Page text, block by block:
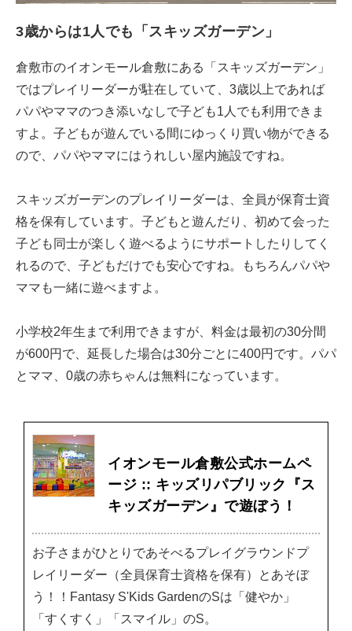
3歳からは1人でも「スキッズガーデン」
倉敷市のイオンモール倉敷にある「スキッズガーデン」
ではプレイリーダーが駐在していて、3歳以上であれば
パパやママのつき添いなしで子ども1人でも利用できま
すよ。子どもが遊んでいる間にゆっくり買い物ができる
ので、パパやママにはうれしい屋内施設ですね。
スキッズガーデンのプレイリーダーは、全員が保育士資
格を保有しています。子どもと遊んだり、初めて会った
子ども同士が楽しく遊べるようにサポートしたりしてく
れるので、子どもだけでも安心ですね。もちろんパパや
ママも一緒に遊べますよ。
小学校2年生まで利用できますが、料金は最初の30分間
が600円で、延長した場合は30分ごとに400円です。パパ
とママ、0歳の赤ちゃんは無料になっています。
イオンモール倉敷公式ホームペ
ージ :: キッズリパブリック『ス
キッズガーデン』で遊ぼう！
お子さまがひとりであそべるプレイグラウンドプ
レイリーダー（全員保育士資格を保有）とあそぼ
う！！Fantasy S'Kids GardenのSは「健やか」
「すくすく」「スマイル」のS。